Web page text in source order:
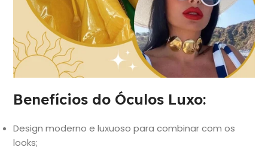
Benefícios do Óculos Luxo:
Design moderno e luxuoso para combinar com os
looks;